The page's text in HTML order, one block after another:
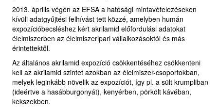
2013. április végén az EFSA a hatósági mintavételezéseken
kívüli adatgyűjtési felhívást tett közzé, amelyben humán
expozícióbecsléshez kért akrilamid előfordulási adatokat
élelmiszerben az élelmiszeripari vállalkozásoktól és más
érintettektől.
Az általános akrilamid expozíció csökkentéséhez csökkenteni
kell az akrilamid szintet azokban az élelmiszer-csoportokban,
melyek leginkább növelik az expozíciót, így pl. a sült krumpliban
(ideértve a hasábburgonyát), kenyérben, pörkölt kávéban,
kekszekben.